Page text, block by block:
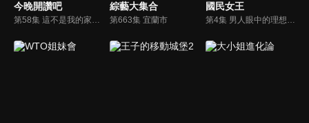
今晚開讚吧
第58集 這不是我的家鄉味？外國人即將崩潰啦？！
綜藝大集合
第663集 宜蘭市
國民女王
第4集 男人眼中的理想情人 標準在哪裡？